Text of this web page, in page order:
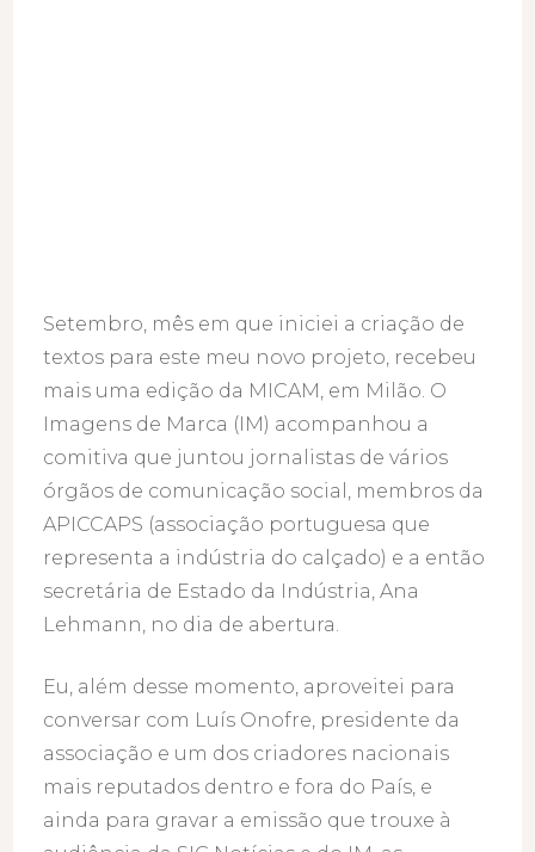
Setembro, mês em que iniciei a criação de
textos para este meu novo projeto, recebeu
mais uma edição da MICAM, em Milão. O
Imagens de Marca (IM) acompanhou a
comitiva que juntou jornalistas de vários
órgãos de comunicação social, membros da
APICCAPS (associação portuguesa que
representa a indústria do calçado) e a então
secretária de Estado da Indústria, Ana
Lehmann, no dia de abertura.
Eu, além desse momento, aproveitei para
conversar com Luís Onofre, presidente da
associação e um dos criadores nacionais
mais reputados dentro e fora do País, e
ainda para gravar a emissão que trouxe à